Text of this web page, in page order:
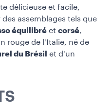
délicieuse et facile,
assemblages tels que
équilibré et corsé,
rouge de l'Italie, né de
du Brésil
et d'un